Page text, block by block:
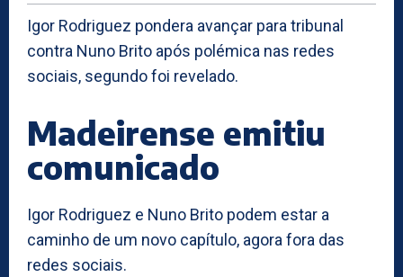
Igor Rodriguez pondera avançar para tribunal
contra Nuno Brito após polémica nas redes
sociais, segundo foi revelado.
Madeirense emitiu
comunicado
Igor Rodriguez e Nuno Brito podem estar a
caminho de um novo capítulo, agora fora das
redes sociais.